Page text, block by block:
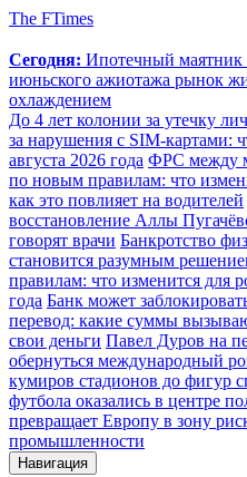
The FTimes
Сегодня: Ипотечный маятник
июньского ажиотажа рынок
охлаждением
До 4 лет колонии за утечку
за нарушения с SIM-картами:
августа 2026 года ФРС между
по новым правилам: что
как это повлияет на водителей
восстановление Аллы
говорят врачи Банкротство
становится разумным
правилам: что изменится для
года Банк может
перевод: какие суммы
свои деньги Павел Дуров на
обернуться международный
кумиров стадионов до фигур
футбола оказались в центре
превращает Европу в зону
промышленности
Навигация